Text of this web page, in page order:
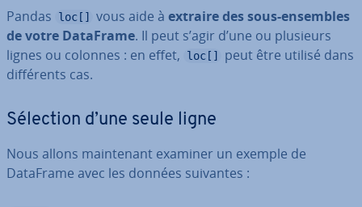
Pandas loc[] vous aide à extraire des sous-ensembles
de votre DataFrame. Il peut s’agir d’une ou plusieurs
lignes ou colonnes : en effet,
loc[]
peut être utilisé dans
dif­fé­rents cas.
Sélection d’une seule ligne
Nous allons main­te­nant examiner un exemple de
DataFrame avec les données suivantes :